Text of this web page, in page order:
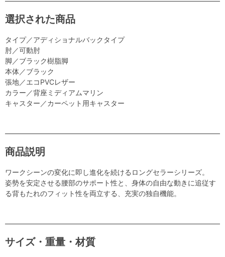
選択された商品
タイプ／アディショナルバックタイプ
肘／可動肘
脚／ブラック樹脂脚
本体／ブラック
張地／エコPVCレザー
カラー／背座ミディアムマリン
キャスター／カーペット用キャスター
商品説明
ワークシーンの変化に即し進化を続けるロングセラーシリーズ。
姿勢を安定させる腰部のサポート性と、身体の自由な動きに追従す
る背もたれのフィット性を両立する、充実の独自機能。
サイズ・重量・材質